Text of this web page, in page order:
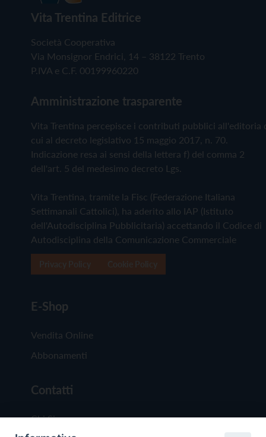
Vita Trentina Editrice
Società Cooperativa
Via Monsignor Endrici, 14 – 38122 Trento
P.IVA e C.F. 00199960220
Amministrazione trasparente
Vita Trentina percepisce i contributi pubblici all'editoria
cui al decreto legislativo 15 maggio 2017, n. 70.
Indicazione resa ai sensi della lettera f) del comma 2
dell'art. 5 del medesimo decreto Lgs.
Vita Trentina, tramite la Fisc (Federazione Italiana
Settimanali Cattolici), ha aderito allo IAP (Istituto
dell'Autodisciplina Pubblicitaria) accettando il Codice di
Autodisciplina della Comunicazione Commerciale
E-Shop
Vendita Online
Abbonamenti
Contatti
Chi Siamo